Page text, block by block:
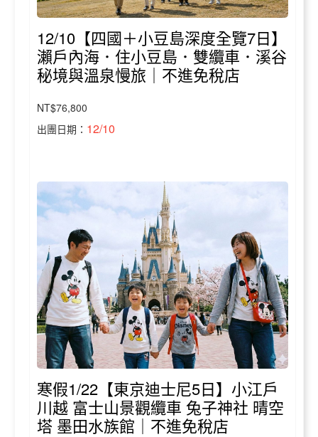
12/10【四國＋小豆島深度全覽7日】
瀨戶內海．住小豆島．雙纜車．溪谷
秘境與溫泉慢旅｜不進免稅店
NT$76,800
出團日期： 12/10
寒假1/22【東京迪士尼5日】小江戶
川越 富士山景觀纜車 兔子神社 晴空
塔 墨田水族館｜不進免稅店